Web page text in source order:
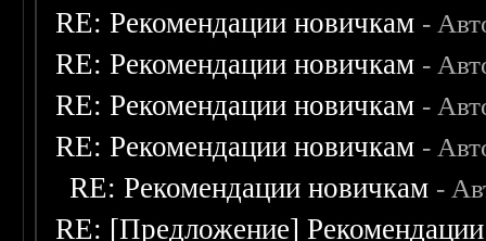
RE: Рекомендации новичкам -
RE: Рекомендации новичкам -
RE: Рекомендации новичкам -
RE: Рекомендации новичкам -
RE: Рекомендации новичкам -
RE: [Предложение]